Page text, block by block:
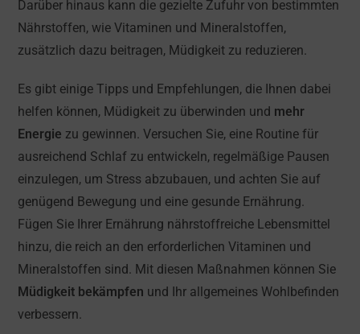
Darüber hinaus kann die gezielte Zufuhr von bestimmten
Nährstoffen, wie Vitaminen und Mineralstoffen,
zusätzlich dazu beitragen, Müdigkeit zu reduzieren.
Es gibt einige Tipps und Empfehlungen, die Ihnen dabei
helfen können, Müdigkeit zu überwinden und mehr
Energie zu gewinnen. Versuchen Sie, eine Routine für
ausreichend Schlaf zu entwickeln, regelmäßige Pausen
einzulegen, um Stress abzubauen, und achten Sie auf
genügend Bewegung und eine gesunde Ernährung.
Fügen Sie Ihrer Ernährung nährstoffreiche Lebensmittel
hinzu, die reich an den erforderlichen Vitaminen und
Mineralstoffen sind. Mit diesen Maßnahmen können Sie
Müdigkeit bekämpfen und Ihr allgemeines Wohlbefinden
verbessern.